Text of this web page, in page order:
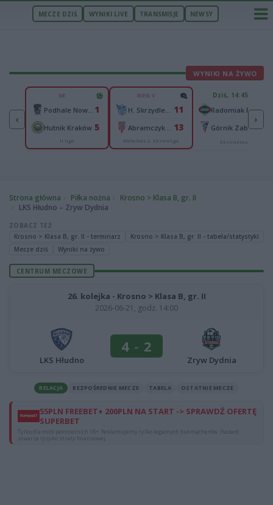
MECZE DZIŚ WYNIKI LIVE TRANSMISJE NEWSY
WYNIKI NA ŻYWO
‹
1
2
68'
1
Hutnik Kraków 5
II liga
BIEG V
11
13
Metalkas 2. Ekstraliga
Dziś, 14:45
Radomiak Radom
Górnik Zabrze
Ekstraklasa
›
Strona główna Piłka nożna
Krosno > Klasa B, gr. II
LKS Hłudno – Zryw Dydnia
ZOBACZ TEŻ
Krosno > Klasa B, gr. II - terminarz
Krosno > Klasa B, gr. II - tabela/statystyki
Mecze dziś
Wyniki na żywo
CENTRUM MECZOWE
26. kolejka - Krosno > Klasa B, gr. II
2026-06-21, godz. 14:00
LKS Hłudno
4 - 2
Zryw Dydnia
RELACJA BEZPOŚREDNIE MECZE TABELA OSTATNIE MECZE
55PLN FREEBET+ 200PLN NA START -> SPRAWDŹ OFERTĘ
SUPERBET
Tylko dla osób pełnoletnich 18+. Reklamujemy tylko legalnych bukmacherów. Hazard
stwarza ryzyko straty finansowej.